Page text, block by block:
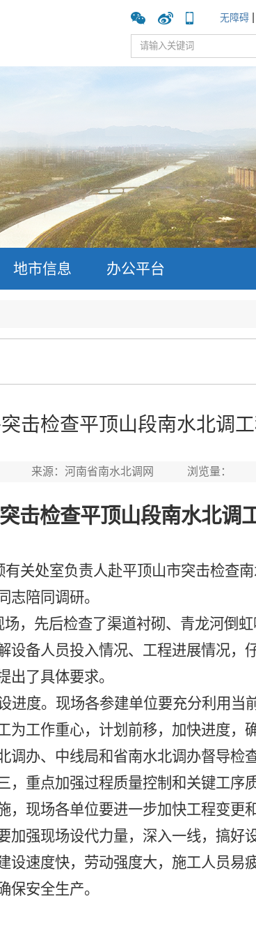
无障碍
地市信息 办公平台
击检查平顶山段南水北调
来源：河南省南水北调网 浏览量：
击检查平顶山段南水北调
关处室负责人赴平顶山市突击检查
陪同调研。
，先后检查了渠道衬砌、青龙河倒
设备人员投入情况、工程进展情况，
了具体要求。
进度。现场各参建单位要充分利用当
工作重心，计划前移，加快进度，
调办、中线局和省南水北调办督导检
重点加强过程质量控制和关键工序
，现场各单位要进一步加快工程变更
加强现场设代力量，深入一线，搞好
设速度快，劳动强度大，施工人员易
安全生产。